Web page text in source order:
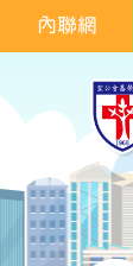
內聯網